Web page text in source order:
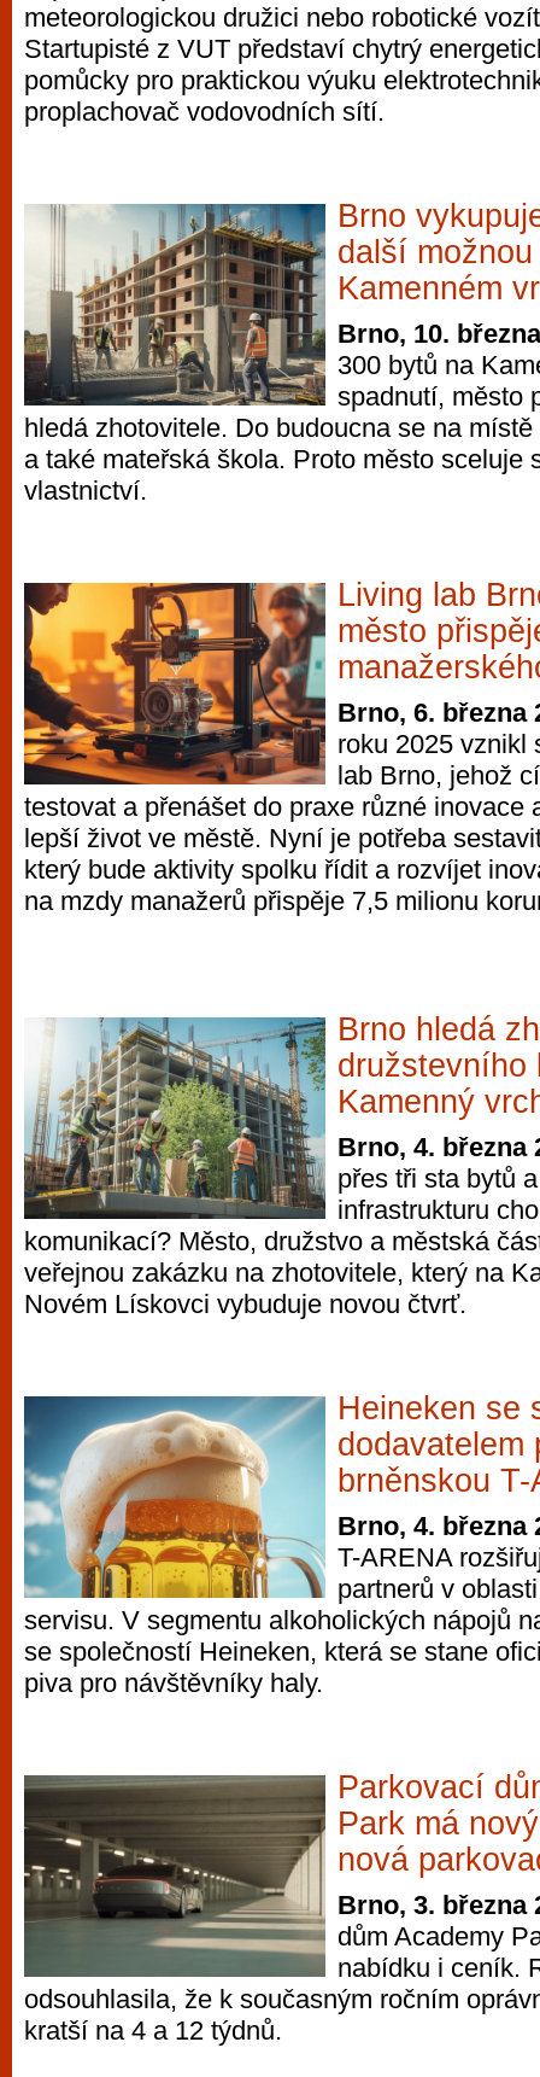
meteorologickou družici nebo robotické
Startupisté z VUT představí chytrý
pomůcky pro praktickou výuku
proplachovač vodovodních sítí.
Brno
další
Kamenném
Brno, 10.
300 bytů na
spadnutí, město
hledá zhotovitele. Do budoucna se na
a také mateřská škola. Proto město sceluje
vlastnictví.
Living lab
město
Brno, 6. března
roku 2025 vznikl
lab Brno, jehož
testovat a přenášet do praxe různé inovace
lepší život ve městě. Nyní je potřeba
který bude aktivity spolku řídit a rozvíjet
na mzdy manažerů přispěje 7,5 milionu
Brno hledá
družstevního
Kamenný
Brno, 4. března
přes tři sta bytů
infrastrukturu
komunikací? Město, družstvo a městská
veřejnou zakázku na zhotovitele, který na
Novém Lískovci vybuduje novou čtvrť.
Heineken se
dodavatelem
brněnskou
Brno, 4. března
T-ARENA
partnerů v
servisu. V segmentu alkoholických nápojů
se společností Heineken, která se stane
piva pro návštěvníky haly.
Parkovací
Park má
nová
Brno, 3. března
dům Academy
nabídku i ceník.
odsouhlasila, že k současným ročním
kratší na 4 a 12 týdnů.
vyzkoušet různé kasinové hry. V
metropoli naleznete širokou nabídku her
po moderní automaty jak pro pravidelné
příležitostné hráče. V...